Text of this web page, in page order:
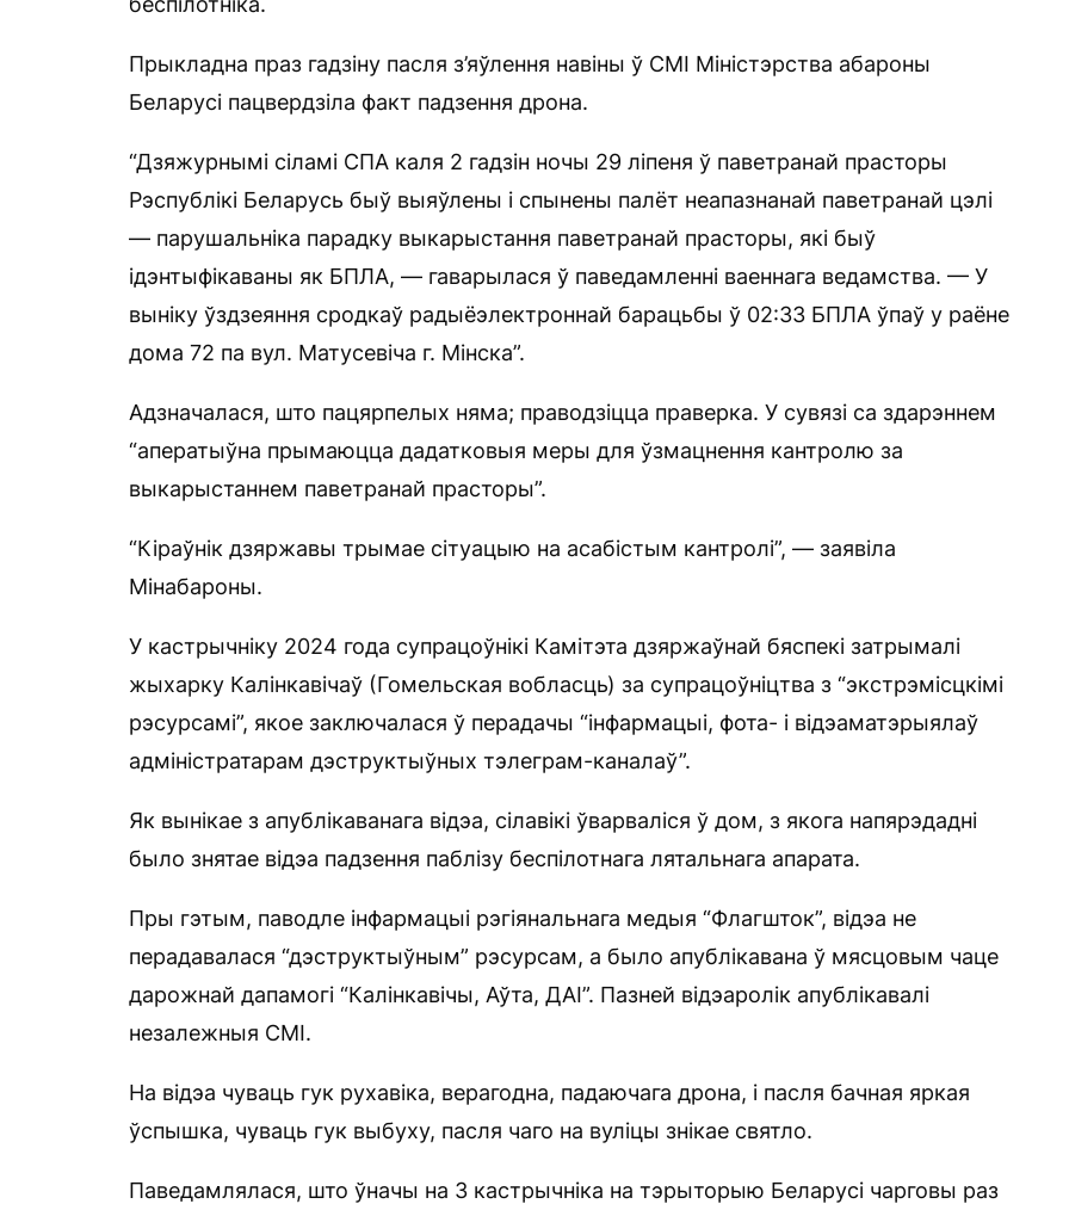
Прыкладна праз гадзіну пасля з’яўлення навіны ў СМІ Міністэрства абароны
Беларусі пацвердзіла факт падзення дрона.
“Дзяжурнымі сіламі СПА каля 2 гадзін ночы 29 ліпеня ў паветранай прасторы
Рэспублікі Беларусь быў выяўлены і спынены палёт неапазнанай паветранай цэлі
— парушальніка парадку выкарыстання паветранай прасторы, які быў
ідэнтыфікаваны як БПЛА, — гаварылася ў паведамленні ваеннага ведамства. — У
выніку ўздзеяння сродкаў радыёэлектроннай барацьбы ў 02:33 БПЛА ўпаў у раёне
дома 72 па вул. Матусевіча г. Мінска”.
Адзначалася, што пацярпелых няма; праводзіцца праверка. У сувязі са здарэннем
“аператыўна прымаюцца дадатковыя меры для ўзмацнення кантролю за
выкарыстаннем паветранай прасторы”.
“Кіраўнік дзяржавы трымае сітуацыю на асабістым кантролі”, — заявіла
Мінабароны.
У кастрычніку 2024 года супрацоўнікі Камітэта дзяржаўнай бяспекі затрымалі
жыхарку Калінкавічаў (Гомельская вобласць) за супрацоўніцтва з “экстрэмісцкімі
рэсурсамі”, якое заключалася ў перадачы “інфармацыі, фота- і відэаматэрыялаў
адміністратарам дэструктыўных тэлеграм-каналаў”.
Як вынікае з апублікаванага відэа, сілавікі ўварваліся ў дом, з якога напярэдадні
было знятае відэа падзення паблізу беспілотнага лятальнага апарата.
Пры гэтым, паводле інфармацыі рэгіянальнага медыя “Флагшток”, відэа не
перадавалася “дэструктыўным” рэсурсам, а было апублікавана ў мясцовым чаце
дарожнай дапамогі “Калінкавічы, Аўта, ДАІ”. Пазней відэаролік апублікавалі
незалежныя СМІ.
На відэа чуваць гук рухавіка, верагодна, падаючага дрона, і пасля бачная яркая
ўспышка, чуваць гук выбуху, пасля чаго на вуліцы знікае святло.
Паведамлялася, што ўначы на 3 кастрычніка на тэрыторыю Беларусі чарговы раз